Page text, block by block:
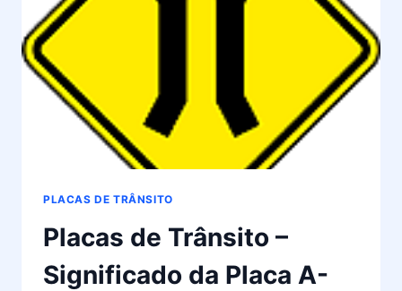
PLACAS DE TRÂNSITO
Placas de Trânsito –
Significado da Placa A-